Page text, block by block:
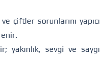
çiftler sorunlarını yapıcı
yakınlık, sevgi ve saygı